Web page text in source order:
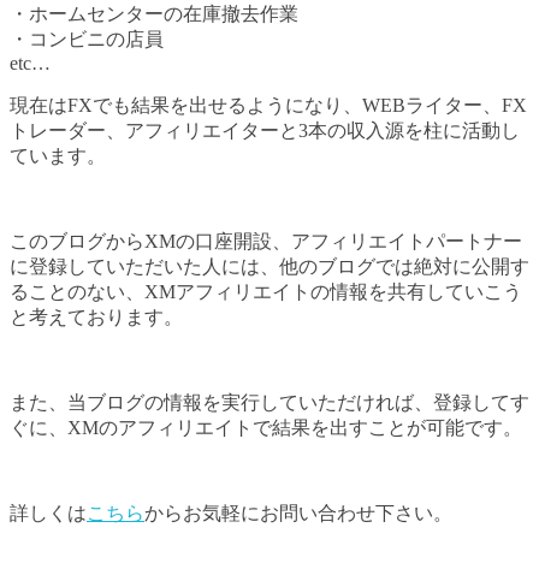
・ホームセンターの在庫撤去作業
・コンビニの店員
etc…
現在はFXでも結果を出せるようになり、WEBライター、FX
トレーダー、アフィリエイターと3本の収入源を柱に活動し
ています。
このブログからXMの口座開設、アフィリエイトパートナー
に登録していただいた人には、他のブログでは絶対に公開す
ることのない、XMアフィリエイトの情報を共有していこう
と考えております。
また、当ブログの情報を実行していただければ、登録してす
ぐに、XMのアフィリエイトで結果を出すことが可能です。
詳しくはこちらからお気軽にお問い合わせ下さい。